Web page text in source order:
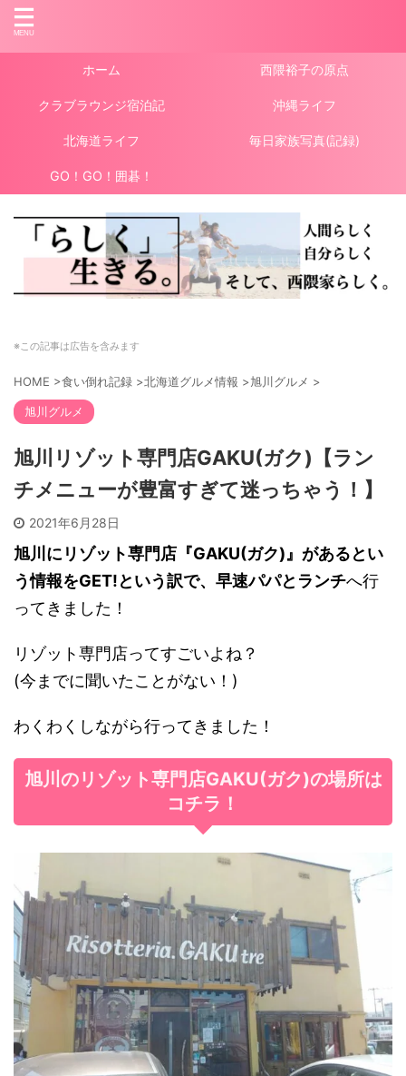
ホーム 西隈裕子の原点
クラブラウンジ宿泊記 沖縄ライフ
北海道ライフ 毎日家族写真(記録)
GO！GO！囲碁！
※この記事は広告を含みます
HOME >食い倒れ記録 >北海道グルメ情報 >旭川グルメ >
旭川グルメ
旭川リゾット専門店GAKU(ガク)【ラン
チメニューが豊富すぎて迷っちゃう！】
2021年6月28日
旭川にリゾット専門店『GAKU(ガク)』があるとい
う情報をGET!という訳で、早速パパとランチへ行
ってきました！
リゾット専門店ってすごいよね？
(今までに聞いたことがない！)
わくわくしながら行ってきました！
旭川のリゾット専門店GAKU(ガク)の場所は
コチラ！